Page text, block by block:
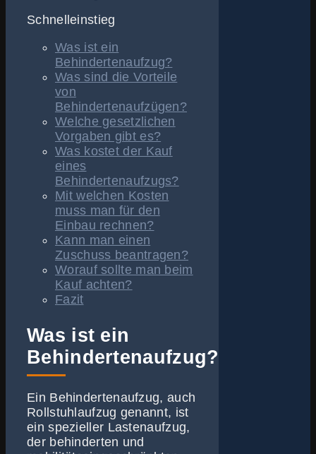
Schnelleinstieg
Was ist ein
Behindertenaufzug?
Was sind die Vorteile
von
Behindertenaufzügen?
Welche gesetzlichen
Vorgaben gibt es?
Was kostet der Kauf
eines
Behindertenaufzugs?
Mit welchen Kosten
muss man für den
Einbau rechnen?
Kann man einen
Zuschuss beantragen?
Worauf sollte man beim
Kauf achten?
Fazit
Was ist ein
Behindertenaufzug?
Ein Behindertenaufzug, auch
Rollstuhlaufzug genannt, ist
ein spezieller Lastenaufzug,
der behinderten und